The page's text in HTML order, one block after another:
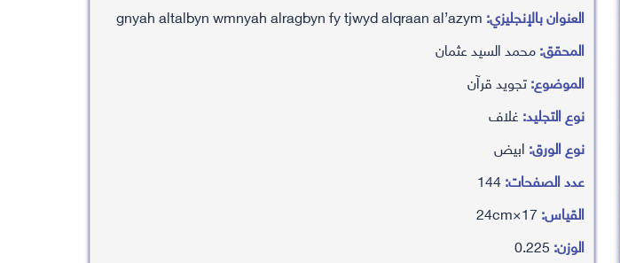
العنوان بالإنجليزي:
المحقق:محمد السيد عثمان
الموضوع:تجويد قرآن
نوع التجليد:غلاف
نوع الورق:ابيض
عدد الصفحات:144
القياس:17×24cm
الوزن: